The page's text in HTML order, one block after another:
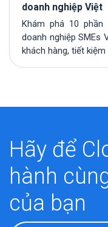
doanh nghiệp Việt
Khám phá 10
doanh nghiệp SMEs
khách hàng, tiết kiệm
Hãy để
hành
của bạn